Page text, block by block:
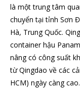
là một trung tâm
chuyển tại tỉnh Sơn
Hà, Trung Quốc.
container hậu
nâng có công suất
từ Qingdao về các
HCM) ngày càng